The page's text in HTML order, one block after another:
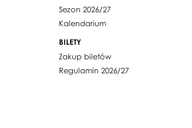
Sezon 2026/27
Kalendarium
BILETY
Zakup biletów
Regulamin 2026/27